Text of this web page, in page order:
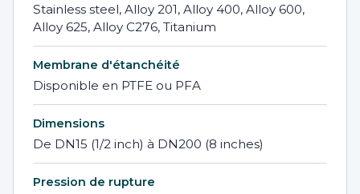
Stainless steel, Alloy 201, Alloy 400, Alloy 600,
Alloy 625, Alloy C276, Titanium
Membrane d'étanchéité
Disponible en PTFE ou PFA
Dimensions
De DN15 (1/2 inch) à DN200 (8 inches)
Pression de rupture